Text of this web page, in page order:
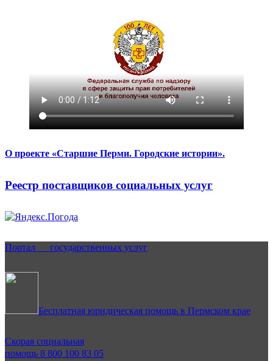
О проекте «Старшие Перми. Городские истории».
Реестр поставщиков социальных услуг
Портал государственных услуг
Бесплатная юридическая помощь в Пермском крае
Скорая социальная
помощь 8 800 100 83 05